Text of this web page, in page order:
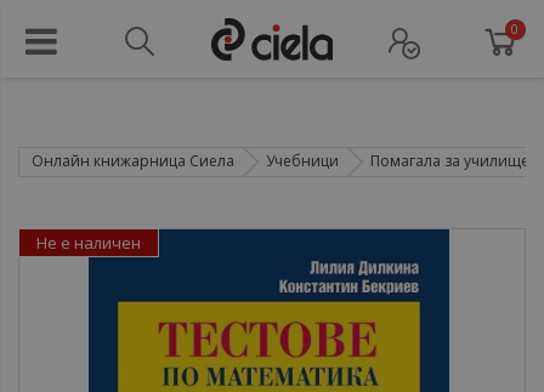
0
Онлайн книжарница Сиела Учебници Помагала за училище
Не е наличен